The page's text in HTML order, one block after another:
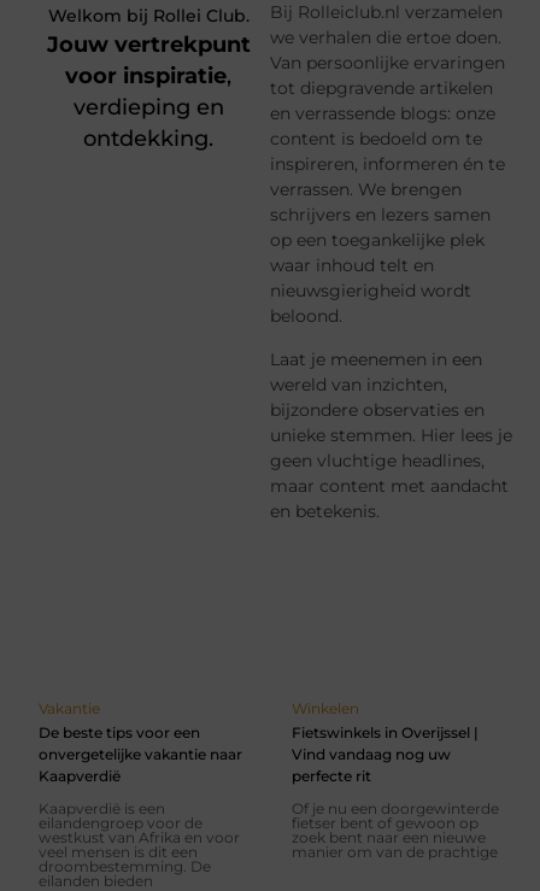
Welkom bij Rollei Club.
Jouw vertrekpunt
voor inspiratie,
verdieping en
ontdekking.
Bij Rolleiclub.nl verzamelen
we verhalen die ertoe doen.
Van persoonlijke ervaringen
tot diepgravende artikelen
en verrassende blogs: onze
content is bedoeld om te
inspireren, informeren én te
verrassen. We brengen
schrijvers en lezers samen
op een toegankelijke plek
waar inhoud telt en
nieuwsgierigheid wordt
beloond.
Laat je meenemen in een
wereld van inzichten,
bijzondere observaties en
unieke stemmen. Hier lees je
geen vluchtige headlines,
maar content met aandacht
en betekenis.
Vakantie
De beste tips voor een
onvergetelijke vakantie naar
Kaapverdië
Kaapverdië is een
eilandengroep voor de
westkust van Afrika en voor
veel mensen is dit een
droombestemming. De
eilanden bieden
Winkelen
Fietswinkels in Overijssel |
Vind vandaag nog uw
perfecte rit
Of je nu een doorgewinterde
fietser bent of gewoon op
zoek bent naar een nieuwe
manier om van de prachtige